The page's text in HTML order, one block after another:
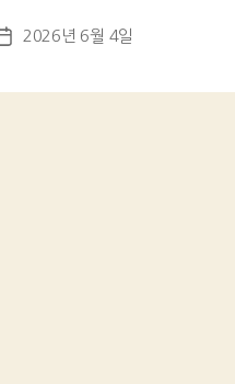
Post2026년 6월 4일